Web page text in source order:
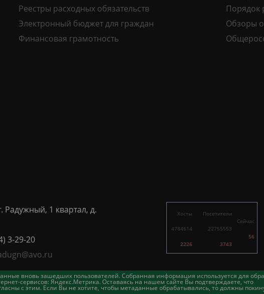
вновь зашедших пользователей. Собранная информация используется для
сервисов: Яндекс.Метрика. Оставаясь на нашем сайте Вы подтверждаете, что
с этим. Если Вы не хотите, чтобы метаданные обрабатывались, то должны
Реестры расходных обязательств
Электронный бюджет для граждан
Финансовая грамотность
Порядок
Обзоры
Радужный, 1 квартал, д.
3-29-20
Хосты
4784614
2226
Посетители
22755553
3743
Сейчас
56